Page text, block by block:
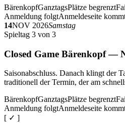
BärenkopfGanztagsPlätze begrenzt
Anmeldung folgtAnmeldeseite
14NOV 2026Samstag
Spieltag 3 von 3
Closed Game Bärenkopf —
Saisonabschluss. Danach klingt der
traditionell der Termin, der am
BärenkopfGanztagsPlätze begrenzt
Anmeldung folgtAnmeldeseite
[ ✓ ]